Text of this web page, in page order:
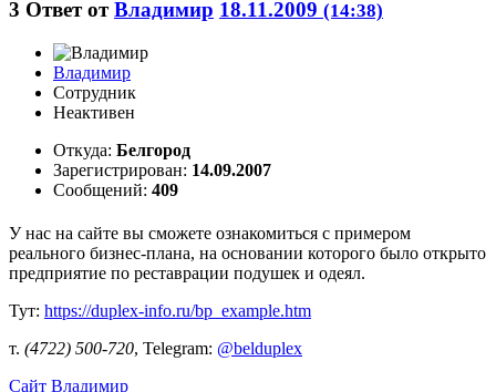
3 Ответ отВладимир 18.11.2009 (14:38)
Владимир
Сотрудник
Неактивен
Откуда: Белгород
Зарегистрирован: 14.09.2007
Сообщений: 409
У нас на сайте вы сможете ознакомиться с примером
реального бизнес-плана, на основании которого было открыто
предприятие по реставрации подушек и одеял.
Тут: https://duplex-info.ru/bp_example.htm
т. (4722) 500-720, Telegram: @belduplex
Сайт Владимир